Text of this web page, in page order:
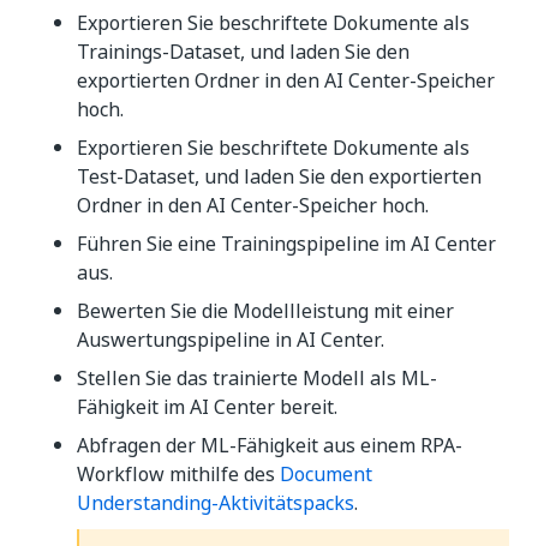
Exportieren Sie beschriftete Dokumente als
Trainings-Dataset, und laden Sie den
exportierten Ordner in den AI Center-Speicher
hoch.
Exportieren Sie beschriftete Dokumente als
Test-Dataset, und laden Sie den exportierten
Ordner in den AI Center-Speicher hoch.
Führen Sie eine Trainingspipeline im AI Center
aus.
Bewerten Sie die Modellleistung mit einer
Auswertungspipeline in AI Center.
Stellen Sie das trainierte Modell als ML-
Fähigkeit im AI Center bereit.
Abfragen der ML-Fähigkeit aus einem RPA-
Workflow mithilfe des Document
Understanding-Aktivitätspacks.